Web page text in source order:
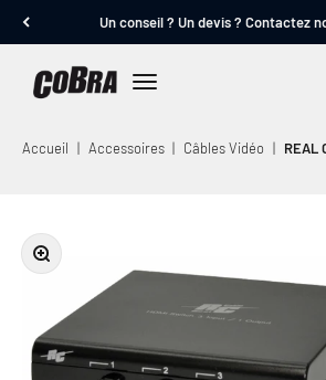
Un conseil ? Un devis ? Contactez
Cobra.fr
Accueil | Accessoires | Câbles Vidéo | REAL
Zoomer sur l'image